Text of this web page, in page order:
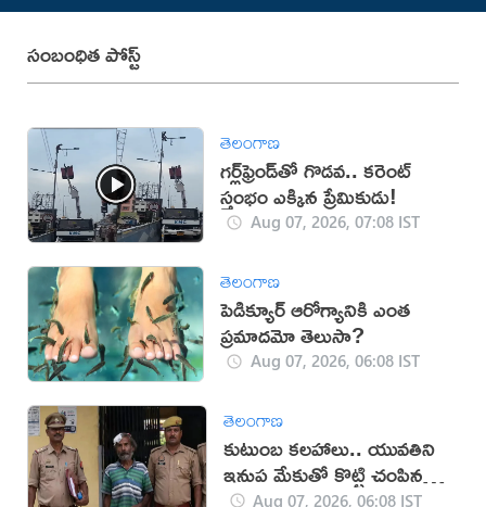
సంబంధిత పోస్ట్
తెలంగాణ
గర్ల్‌ఫ్రెండ్‌తో గొడవ.. కరెంట్
స్తంభం ఎక్కిన ప్రేమికుడు!
Aug 07, 2026, 07:08 IST
తెలంగాణ
పెడిక్యూర్ ఆరోగ్యానికి ఎంత
ప్రమాదమో తెలుసా?
Aug 07, 2026, 06:08 IST
తెలంగాణ
కుటుంబ కలహాలు.. యువతిని
ఇనుప మేకుతో కొట్టి చంపిన
Aug 07, 2026, 06:08 IST